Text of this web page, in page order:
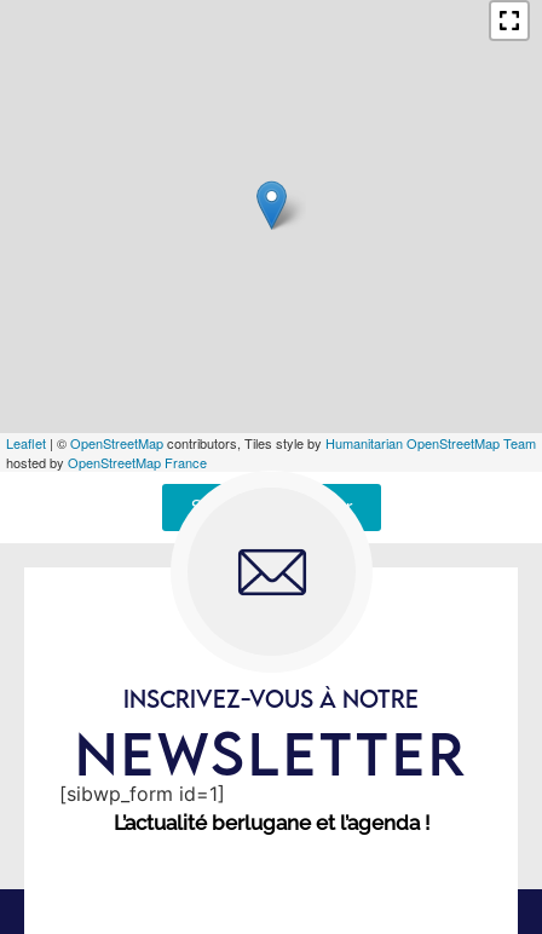
Leaflet | ©OpenStreetMapcontributors, Tiles style by Humanitarian OpenStreetMap Team
hosted by OpenStreetMap France
Signaler une erreur
INSCRIVEZ-VOUS À NOTRE
NEWSLETTER
[sibwp_form id=1]
L’actualité berlugane et l’agenda !